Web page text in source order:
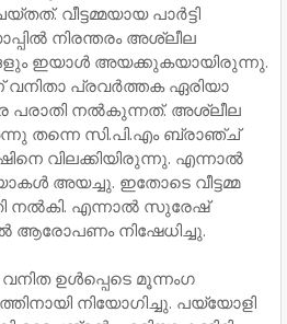
വീട്ടമ്മയായ പാര്‍ട്ടി
നിരന്തരം അശ്ലീല
ഇയാള്‍ അയക്കുകയായിരുന്നു.
വനിതാ പ്രവര്‍ത്തക ഏരിയാ
പരാതി നല്‍കുന്നത്. അശ്ലീല
തന്നെ സി.പി.എം ബ്രാഞ്ച്
വിലക്കിയിരുന്നു. എന്നാല്‍
അയച്ചു. ഇതോടെ വീട്ടമ്മ
നല്‍കി. എന്നാല്‍ സുരേഷ്
ആരോപണം നിഷേധിച്ചു.
വനിത ഉള്‍പ്പെടെ മൂന്നംഗ
നിയോഗിച്ചു. പയ്യോളി